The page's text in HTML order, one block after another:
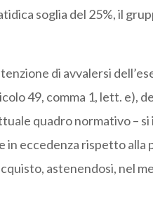
soglia del 25%, il
di avvalersi
49, comma 1, lett. e),
quadro normativo –
eccedenza rispetto alla
astenendosi, nel